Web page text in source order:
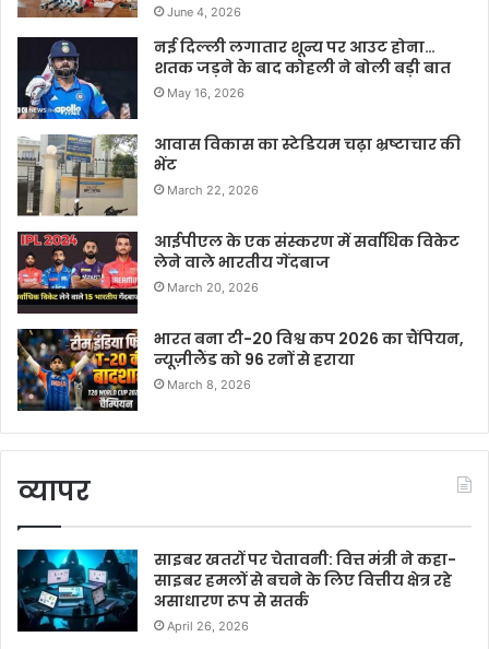
June 4, 2026
नई दिल्ली लगातार शून्य पर आउट होना…
शतक जड़ने के बाद कोहली ने बोली बड़ी बात
May 16, 2026
आवास विकास का स्टेडियम चढ़ा भ्रष्टाचार की
भेंट
March 22, 2026
आईपीएल के एक संस्करण में सर्वाधिक विकेट
लेने वाले भारतीय गेंदबाज
March 20, 2026
भारत बना टी-20 विश्व कप 2026 का चैंपियन,
न्यूज़ीलैंड को 96 रनों से हराया
March 8, 2026
व्यापर
साइबर खतरों पर चेतावनी: वित्त मंत्री ने कहा-
साइबर हमलों से बचने के लिए वित्तीय क्षेत्र रहे
असाधारण रूप से सतर्क
April 26, 2026